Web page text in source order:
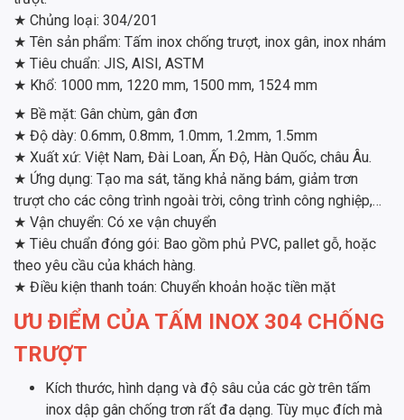
★ Chủng loại: 304/201
★ Tên sản phẩm: Tấm inox chống trượt, inox gân, inox nhám
★ Tiêu chuẩn: JIS, AISI, ASTM
★ Khổ: 1000 mm, 1220 mm, 1500 mm, 1524 mm
★ Bề mặt: Gân chùm, gân đơn
★ Độ dày: 0.6mm, 0.8mm, 1.0mm, 1.2mm, 1.5mm
★ Xuất xứ: Việt Nam, Đài Loan, Ấn Độ, Hàn Quốc, châu Âu.
★ Ứng dụng: Tạo ma sát, tăng khả năng bám, giảm trơn
trượt cho các công trình ngoài trời, công trình công nghiệp,…
★ Vận chuyển: Có xe vận chuyển
★ Tiêu chuẩn đóng gói: Bao gồm phủ PVC, pallet gỗ, hoặc
theo yêu cầu của khách hàng.
★ Điều kiện thanh toán: Chuyển khoản hoặc tiền mặt
ƯU ĐIỂM CỦA TẤM INOX 304 CHỐNG
TRƯỢT
Kích thước, hình dạng và độ sâu của các gờ trên tấm
inox dập gân chống trơn rất đa dạng. Tùy mục đích mà